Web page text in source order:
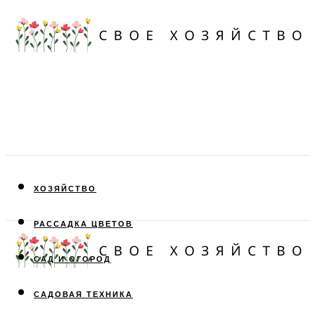
ХОЗЯЙСТВО
РАССАДКА ЦВЕТОВ
САД И ОГОРОД
САДОВАЯ ТЕХНИКА